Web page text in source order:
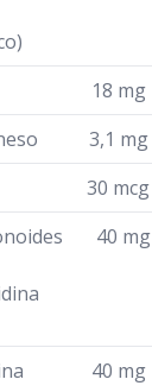
18 mg
3,1 mg
30 mcg
40 mg
40 mg